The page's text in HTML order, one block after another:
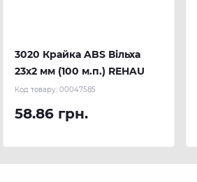
3020 Крайка ABS Вільха
23х2 мм (100 м.п.) REHAU
Код товару: 00047585
58.86 грн.